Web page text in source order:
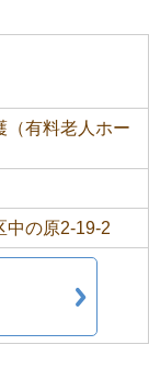
（有料老人ホー
中の原2-19-2